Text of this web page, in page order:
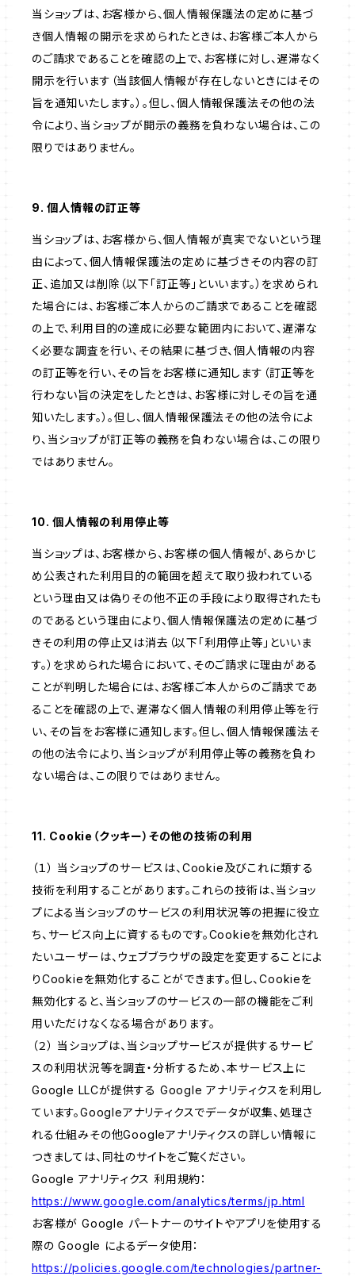
当ショップは、お客様から、個人情報保護法の定めに基づ
き個人情報の開示を求められたときは、お客様ご本人から
のご請求であることを確認の上で、お客様に対し、遅滞なく
開示を行います（当該個人情報が存在しないときにはその
旨を通知いたします。）。但し、個人情報保護法その他の法
令により、当ショップが開示の義務を負わない場合は、この
限りではありません。
9. 個人情報の訂正等
当ショップは、お客様から、個人情報が真実でないという理
由によって、個人情報保護法の定めに基づきその内容の訂
正、追加又は削除（以下「訂正等」といいます。）を求められ
た場合には、お客様ご本人からのご請求であることを確認
の上で、利用目的の達成に必要な範囲内において、遅滞な
く必要な調査を行い、その結果に基づき、個人情報の内容
の訂正等を行い、その旨をお客様に通知します（訂正等を
行わない旨の決定をしたときは、お客様に対しその旨を通
知いたします。）。但し、個人情報保護法その他の法令によ
り、当ショップが訂正等の義務を負わない場合は、この限り
ではありません。
10. 個人情報の利用停止等
当ショップは、お客様から、お客様の個人情報が、あらかじ
め公表された利用目的の範囲を超えて取り扱われている
という理由又は偽りその他不正の手段により取得されたも
のであるという理由により、個人情報保護法の定めに基づ
きその利用の停止又は消去（以下「利用停止等」といいま
す。）を求められた場合において、そのご請求に理由がある
ことが判明した場合には、お客様ご本人からのご請求であ
ることを確認の上で、遅滞なく個人情報の利用停止等を行
い、その旨をお客様に通知します。但し、個人情報保護法そ
の他の法令により、当ショップが利用停止等の義務を負わ
ない場合は、この限りではありません。
11. Cookie（クッキー）その他の技術の利用
（１） 当ショップのサービスは、Cookie及びこれに類する
技術を利用することがあります。これらの技術は、当ショッ
プによる当ショップのサービスの利用状況等の把握に役立
ち、サービス向上に資するものです。Cookieを無効化され
たいユーザーは、ウェブブラウザの設定を変更することによ
りCookieを無効化することができます。但し、Cookieを
無効化すると、当ショップのサービスの一部の機能をご利
用いただけなくなる場合があります。
（２） 当ショップは、当ショップサービスが提供するサービ
スの利用状況等を調査・分析するため、本サービス上に
Google LLCが提供する Google アナリティクスを利用し
ています。Googleアナリティクスでデータが収集、処理さ
れる仕組みその他Googleアナリティクスの詳しい情報に
つきましては、同社のサイトをご覧ください。
Google アナリティクス 利用規約：
https://www.google.com/analytics/terms/jp.html
お客様が Google パートナーのサイトやアプリを使用する
際の Google によるデータ使用：
https://policies.google.com/technologies/partner-